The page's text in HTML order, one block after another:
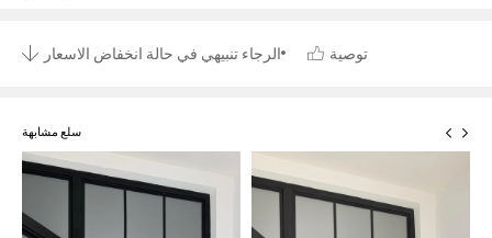
الرجاء تنبيهي في حالة انخفاض الاسعار توصية
سلع مشابهة